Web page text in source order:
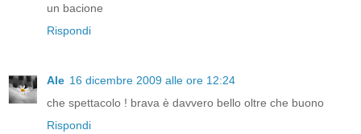
un bacione
Rispondi
Ale 16 dicembre 2009 alle ore 12:24
che spettacolo ! brava è davvero bello oltre che buono
Rispondi